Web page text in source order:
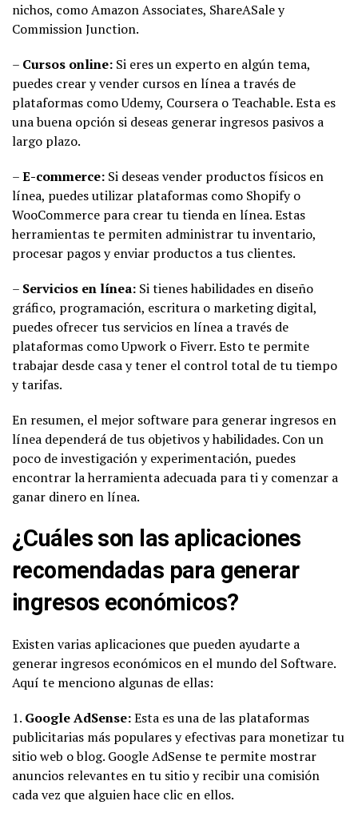
nichos, como Amazon Associates, ShareASale y
Commission Junction.
– Cursos online: Si eres un experto en algún tema,
puedes crear y vender cursos en línea a través de
plataformas como Udemy, Coursera o Teachable. Esta es
una buena opción si deseas generar ingresos pasivos a
largo plazo.
–E-commerce: Si deseas vender productos físicos en
línea, puedes utilizar plataformas como Shopify o
WooCommerce para crear tu tienda en línea. Estas
herramientas te permiten administrar tu inventario,
procesar pagos y enviar productos a tus clientes.
– Servicios en línea: Si tienes habilidades en diseño
gráfico, programación, escritura o marketing digital,
puedes ofrecer tus servicios en línea a través de
plataformas como Upwork o Fiverr. Esto te permite
trabajar desde casa y tener el control total de tu tiempo
y tarifas.
En resumen, el mejor software para generar ingresos en
línea dependerá de tus objetivos y habilidades. Con un
poco de investigación y experimentación, puedes
encontrar la herramienta adecuada para ti y comenzar a
ganar dinero en línea.
¿Cuáles son las aplicaciones
recomendadas para generar
ingresos económicos?
Existen varias aplicaciones que pueden ayudarte a
generar ingresos económicos en el mundo del Software.
Aquí te menciono algunas de ellas:
1. Google AdSense:Esta es una de las plataformas
publicitarias más populares y efectivas para monetizar tu
sitio web o blog. Google AdSense te permite mostrar
anuncios relevantes en tu sitio y recibir una comisión
cada vez que alguien hace clic en ellos.